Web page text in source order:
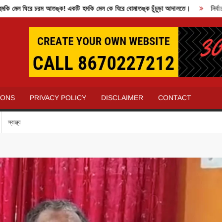
ঘিরে চরম আতঙ্ক! একটি হমকি মেল কে ঘিরে বোমাতঙ্ক চুঁচুড়া আদালতে। নির্বাচন
PRIVACY POLICY DISCLAIMER CONTACT
স্বাস্থ্য